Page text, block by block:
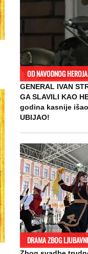
OD NAVODNOG
GENERAL IVAN
GA SLAVILI KAO
godina kasnije
UBIJAO!
DRAMA ZBOG